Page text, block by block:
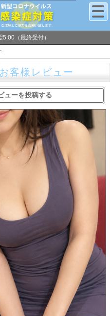
（最終受付）
客様レビュー
ーを投稿する